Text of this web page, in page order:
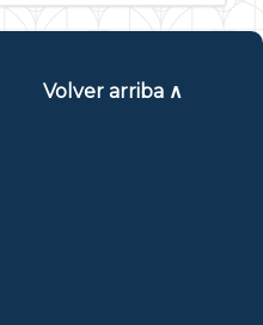
Volver arriba ∧